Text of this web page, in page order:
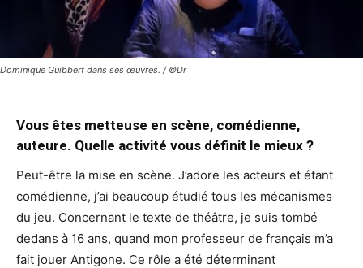
Dominique Guibbert dans ses œuvres. / ©Dr
Vous êtes metteuse en scène, comédienne,
auteure. Quelle activité vous définit le mieux ?
Peut-être la mise en scène. J’adore les acteurs et étant
comédienne, j’ai beaucoup étudié tous les mécanismes
du jeu. Concernant le texte de théâtre, je suis tombé
dedans à 16 ans, quand mon professeur de français m’a
fait jouer Antigone. Ce rôle a été déterminant